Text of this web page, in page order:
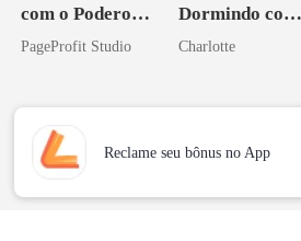
com o Poderoso
Inimigo do Meu
PageProfit Studio
Dormindo com
o Tio do Meu
Charlotte
Reclame seu bônus no App